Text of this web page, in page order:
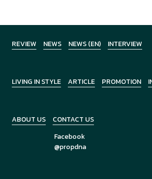
REVIEW NEWS NEWS (EN) INTERVIEW
LIVING IN STYLE ARTICLE PROMOTION
ABOUT US
CONTACT US
Facebook
@propdna